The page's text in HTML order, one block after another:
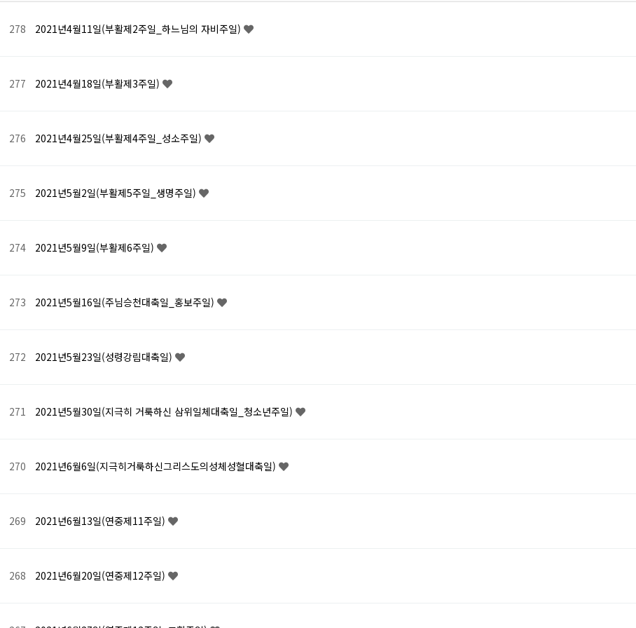
278
2021년4월11일(부활제2주일_하느님의 자비주일)
277
2021년4월18일(부활제3주일)
276
2021년4월25일(부활제4주일_성소주일)
275
2021년5월2일(부활제5주일_생명주일)
274
2021년5월9일(부활제6주일)
273
2021년5월16일(주님승천대축일_홍보주일)
272
2021년5월23일(성령강림대축일)
271
2021년5월30일(지극히 거룩하신 삼위일체대축일_청소년주일)
270
2021년6월6일(지극히거룩하신그리스도의성체성혈대축일)
269
2021년6월13일(연중제11주일)
268
2021년6월20일(연중제12주일)